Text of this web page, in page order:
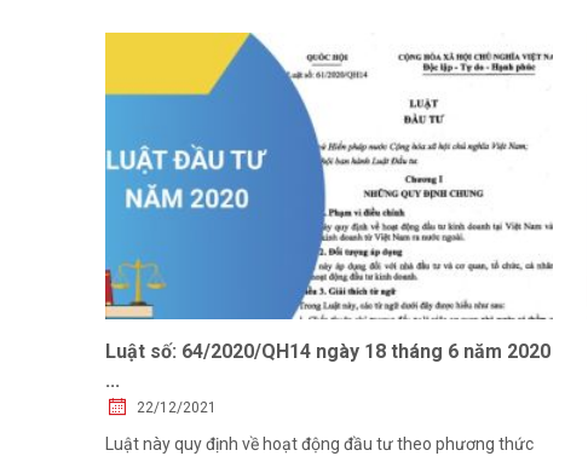
Luật số: 64/2020/QH14 ngày 18 tháng 6 năm 2020
...
22/12/2021
Luật này quy định về hoạt động đầu tư theo phương thức